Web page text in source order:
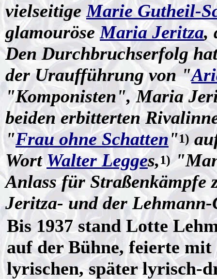
vielseitigeMarie Gutheil-
glamouröseMaria Jeritza,
Den Durchbruchserfolg
der Uraufführung von "
"Komponisten", Maria
beiden erbitterten
"Frau ohne Schatten"1)
WortWalter Legges,1)
Anlass für Straßenkämpfe
Jeritza- und der
Bis 1937 stand Lotte
auf der Bühne, feierte
lyrischen, später lyrisch-